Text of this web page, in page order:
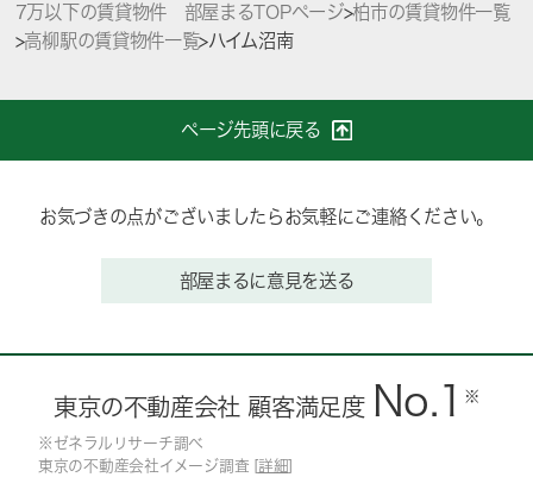
7万以下の賃貸物件 部屋まるTOPページ>柏市の賃貸物件一覧
>高柳駅の賃貸物件一覧>ハイム沼南
ページ先頭に戻る
お気づきの点がございましたらお気軽にご連絡ください。
部屋まるに意見を送る
東京の不動産会社 顧客満足度 No.1 ※
※ゼネラルリサーチ調べ
東京の不動産会社イメージ調査 [ 詳細